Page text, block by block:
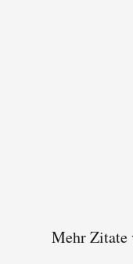
Mehr Zitate